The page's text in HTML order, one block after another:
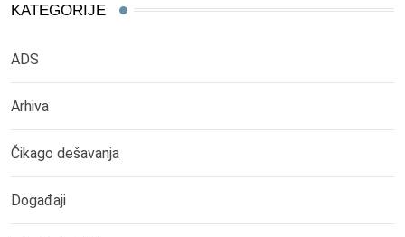
KATEGORIJE
ADS
Arhiva
Čikago dešavanja
Događaji